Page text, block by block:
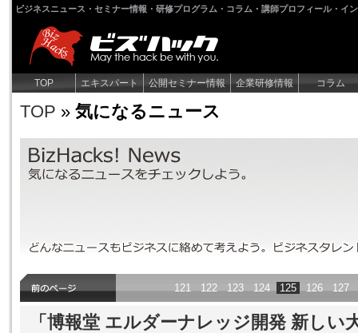
ビジネスニュース・セミナー情報・研修プログラム・コラム・講師プロフィール・イ
TOP エキスパート 公開セミナー情報 企業研修情報 コラム
TOP » 気になるニュース
気になるニュース
気になるニュースをチェックしよう。どんなニュースもビジネス
なろう！
121 122 123 124 125 126 127
「博報堂 エルダーナレッジ開発 新しい